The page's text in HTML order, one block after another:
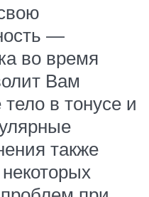
—
во время
Вам
в тонусе и
также